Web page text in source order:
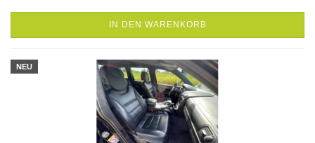
IN DEN WARENKORB
NEU